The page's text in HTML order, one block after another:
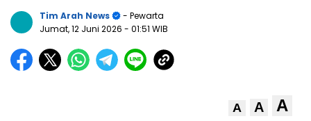
Tim Arah News
- Pewarta
Jumat, 12 Juni 2026 - 01:51 WIB
A A A